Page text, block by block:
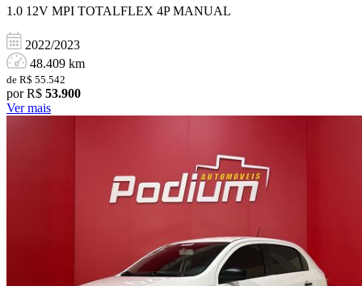
1.0 12V MPI TOTALFLEX 4P MANUAL
2022/2023
48.409 km
de R$ 55.542
por R$ 53.900
Ver mais